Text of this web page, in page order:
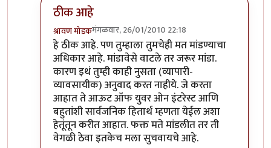
ठीक आहे
श्रावण मोडकमंगळवार, 26/01/2010 22:18
In reply toमूळ लेखकांच्या 'ताजमहाला'ला माझी 'वीट'
हे ठीक आहे. पण तुम्हाला तुमचेही मत मांडण्याचा
अधिकार आहे. मांडावेसे वाटले तर जरूर मांडा.
कारण इथं तुम्ही काही नुसता (व्यापारी-
व्यावसायीक) अनुवाद करत नाहीये. जे करता
आहात ते आऊट ऑफ युवर ओन इंटरेस्ट आणि
बहुतांशी सार्वजनिक हितार्थ म्हणता येईल अशा
हेतूंतून करीत आहात. फक्त मते मांडलीत तर ती
वेगळी ठेवा इतकेच मला सुचवायचे आहे.